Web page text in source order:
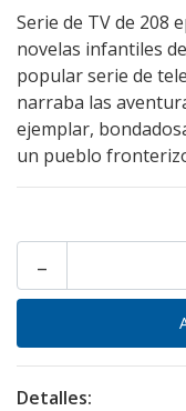
Serie de TV de 208
novelas infantiles
popular serie de
narraba las
ejemplar,
un pueblo
-
Detalles: